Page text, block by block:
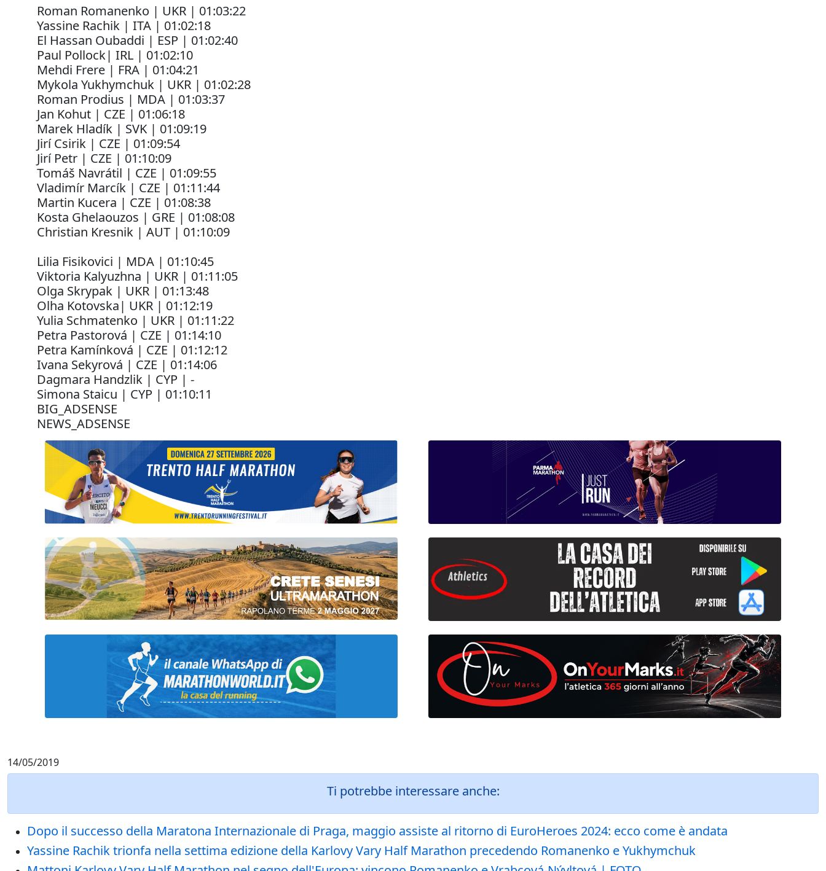
Roman Romanenko | UKR | 01:03:22
Yassine Rachik | ITA | 01:02:18
El Hassan Oubaddi | ESP | 01:02:40
Paul Pollock| IRL | 01:02:10
Mehdi Frere | FRA | 01:04:21
Mykola Yukhymchuk | UKR | 01:02:28
Roman Prodius | MDA | 01:03:37
Jan Kohut | CZE | 01:06:18
Marek Hladík | SVK | 01:09:19
Jirí Csirik | CZE | 01:09:54
Jirí Petr | CZE | 01:10:09
Tomáš Navrátil | CZE | 01:09:55
Vladimír Marcík | CZE | 01:11:44
Martin Kucera | CZE | 01:08:38
Kosta Ghelaouzos | GRE | 01:08:08
Christian Kresnik | AUT | 01:10:09
Lilia Fisikovici | MDA | 01:10:45
Viktoria Kalyuzhna | UKR | 01:11:05
Olga Skrypak | UKR | 01:13:48
Olha Kotovska| UKR | 01:12:19
Yulia Schmatenko | UKR | 01:11:22
Petra Pastorová | CZE | 01:14:10
Petra Kamínková | CZE | 01:12:12
Ivana Sekyrová | CZE | 01:14:06
Dagmara Handzlik | CYP | -
Simona Staicu | CYP | 01:10:11
BIG_ADSENSE
NEWS_ADSENSE
14/05/2019
Ti potrebbe interessare anche:
Dopo il successo della Maratona Internazionale di Praga, maggio assiste al ritorno di EuroHeroes 2024: ecco come è andata
Yassine Rachik trionfa nella settima edizione della Karlovy Vary Half Marathon precedendo Romanenko e Yukhymchuk